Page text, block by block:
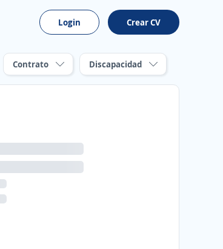
Login Crear CV
Contrato Discapacidad